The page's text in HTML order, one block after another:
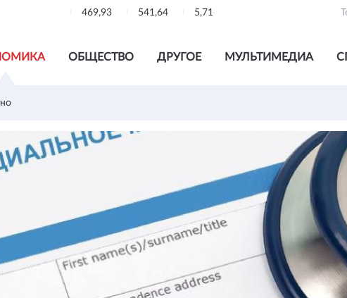
469,93 541,64 5,71
ОБЩЕСТВО ДРУГОЕ МУЛЬТИМЕДИА